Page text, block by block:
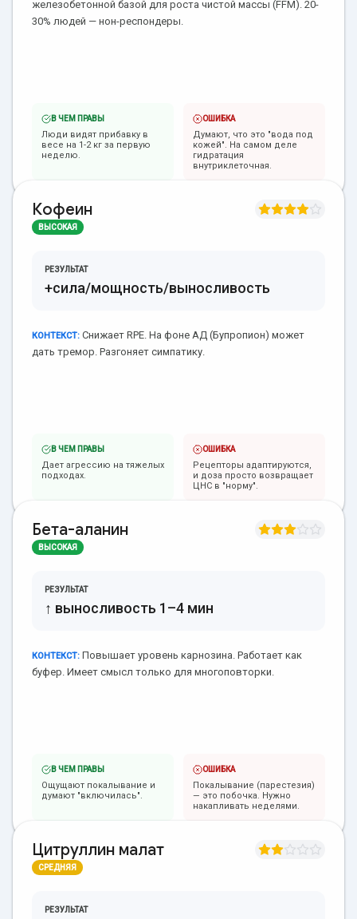
железобетонной базой для роста чистой массы (FFM). 20-
30% людей — нон-респондеры.
В ЧЕМ ПРАВЫ
Люди видят прибавку в
весе на 1-2 кг за первую
неделю.
ОШИБКА
Думают, что это "вода под
кожей". На самом деле
гидратация
внутриклеточная.
Кофеин
ВЫСОКАЯ
РЕЗУЛЬТАТ
+сила/мощность/выносливость
КОНТЕКСТ: Снижает RPE. На фоне АД (Бупропион) может
дать тремор. Разгоняет симпатику.
В ЧЕМ ПРАВЫ
Дает агрессию на тяжелых
подходах.
ОШИБКА
Рецепторы адаптируются,
и доза просто возвращает
ЦНС в "норму".
Бета-аланин
ВЫСОКАЯ
РЕЗУЛЬТАТ
↑ выносливость 1–4 мин
КОНТЕКСТ: Повышает уровень карнозина. Работает как
буфер. Имеет смысл только для многоповторки.
В ЧЕМ ПРАВЫ
Ощущают покалывание и
думают "включилась".
ОШИБКА
Покалывание (парестезия)
— это побочка. Нужно
накапливать неделями.
Цитруллин малат
СРЕДНЯЯ
РЕЗУЛЬТАТ